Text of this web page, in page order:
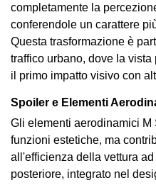
completamente la
conferendole un carattere
Questa trasformazione è
traffico urbano, dove la
il primo impatto visivo con
Spoiler e Elementi
Gli elementi aerodinamici M
funzioni estetiche, ma
all'efficienza della vettura
posteriore, integrato nel